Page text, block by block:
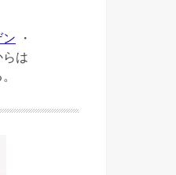
ン ・
らは